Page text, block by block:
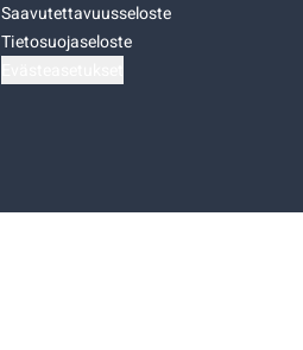
Saavutettavuusseloste
Tietosuojaseloste